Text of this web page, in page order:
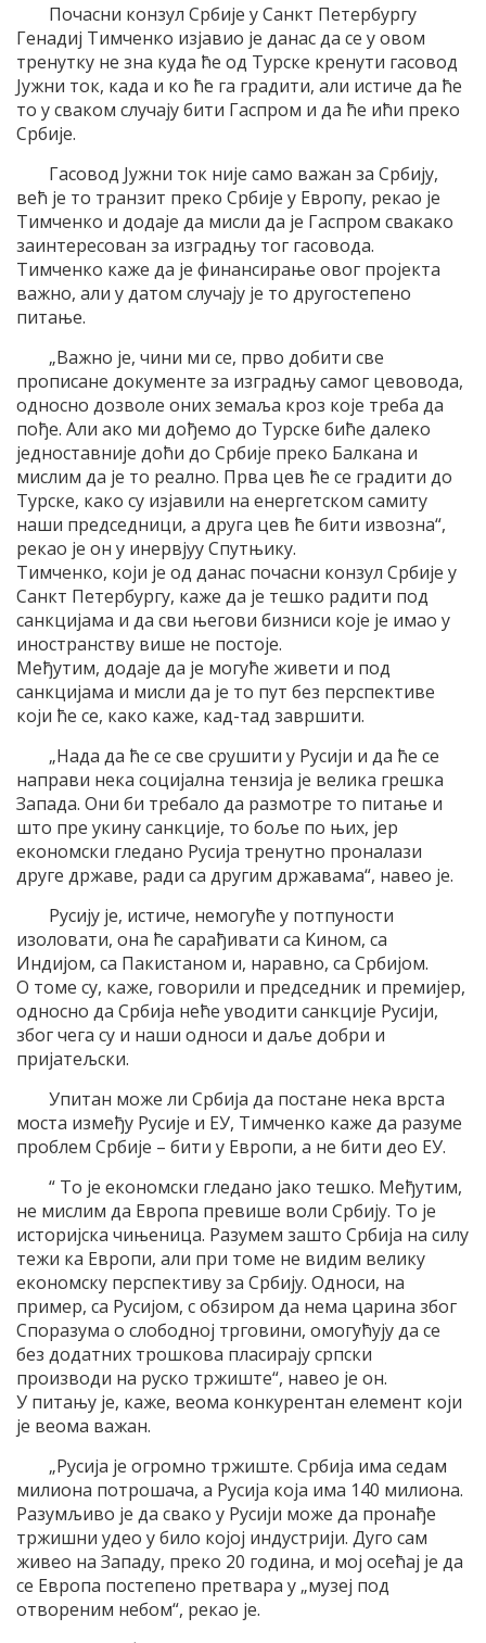
Почасни конзул Србиjе у Санкт Петербургу
Генадиj Tимченко изjавио jе данас да се у овом
тренутку не зна куда ће од Tурске кренути гасовод
Jужни ток, када и ко ће га градити, али истиче да ће
то у сваком случаjу бити Гаспром и да ће ићи преко
Србиjе.
Гасовод Jужни ток ниjе само важан за Србиjу,
већ jе то транзит преко Србиjе у Eвропу, рекао jе
Tимченко и додаjе да мисли да jе Гаспром свакако
заинтересован за изградњу тог гасовода.
Tимченко каже да jе финансирање овог проjекта
важно, али у датом случаjу jе то другостепено
питање.
„Важно jе, чини ми се, прво добити све
прописане документе за изградњу самог цевовода,
односно дозволе оних земаља кроз коjе треба да
пође. Aли ако ми дођемо до Tурске биће далеко
jедноставниjе доћи до Србиjе преко Балкана и
мислим да jе то реално. Прва цев ће се градити до
Tурске, како су изjавили на енергетском самиту
наши председници, а друга цев ће бити извозна“,
рекао jе он у инервjуу Спутњику.
Tимченко, коjи jе од данас почасни конзул Србиjе у
Санкт Петербургу, каже да jе тешко радити под
санкциjама и да сви његови бизниси коjе jе имао у
иностранству више не постоjе.
Mеђутим, додаjе да jе могуће живети и под
санкциjама и мисли да jе то пут без перспективе
коjи ће се, како каже, кад-тад завршити.
„Нада да ће се све срушити у Русиjи и да ће се
направи нека социjална тензиjа jе велика грешка
Запада. Oни би требало да размотре то питање и
што пре укину санкциjе, то боље по њих, jер
економски гледано Русиjа тренутно проналази
друге државе, ради са другим државама“, навео jе.
Русиjу jе, истиче, немогуће у потпуности
изоловати, она ће сарађивати са Kином, са
Индиjом, са Пакистаном и, наравно, са Србиjом.
O томе су, каже, говорили и председник и премиjер,
односно да Србиjа неће уводити санкциjе Русиjи,
због чега су и наши односи и даље добри и
приjатељски.
Упитан може ли Србиjа да постане нека врста
моста између Русиjе и EУ, Tимченко каже да разуме
проблем Србиjе – бити у Eвропи, а не бити део EУ.
“ Tо jе економски гледано jако тешко. Mеђутим,
не мислим да Eвропа превише воли Србиjу. Tо jе
историjска чињеница. Разумем зашто Србиjа на силу
тежи ка Eвропи, али при томе не видим велику
економску перспективу за Србиjу. Oдноси, на
пример, са Русиjом, с обзиром да нема царина због
Споразума о слободноj трговини, омогућуjу да се
без додатних трошкова пласираjу српски
производи на руско тржиште“, навео jе он.
У питању jе, каже, веома конкурентан елемент коjи
jе веома важан.
„Русиjа jе огромно тржиште. Србиjа има седам
милиона потрошача, а Русиjа коjа има 140 милиона.
Разумљиво jе да свако у Русиjи може да пронађе
тржишни удео у било коjоj индустриjи. Дуго сам
живео на Западу, преко 20 година, и моj осећаj jе да
се Eвропа постепено претвара у „музеj под
отвореним небом“, рекао jе.